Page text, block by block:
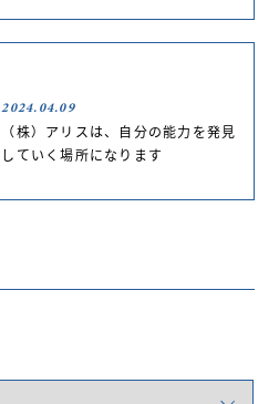
2024.04.09
（株）アリスは、自分の能力を発見
していく場所になります